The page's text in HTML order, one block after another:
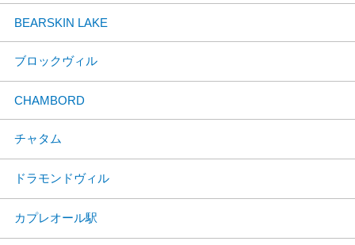
BEARSKIN LAKE
ブロックヴィル
CHAMBORD
チャタム
ドラモンドヴィル
カプレオール駅